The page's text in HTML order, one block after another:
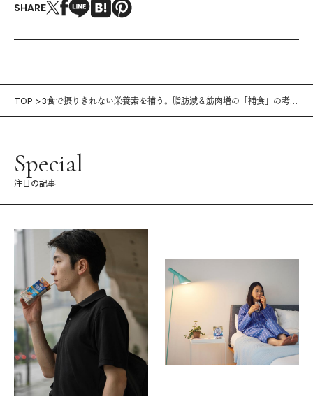
SHARE
TOP
3食で摂りきれない栄養素を補う。脂肪減＆筋肉増の「補食」の考え
Special
注目の記事